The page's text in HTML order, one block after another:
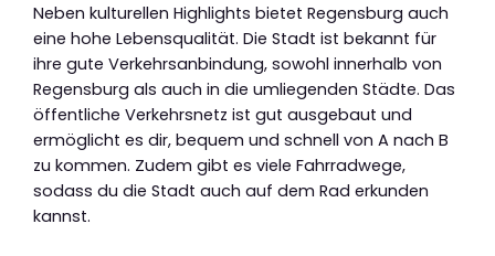
Neben kulturellen Highlights bietet Regensburg auch
eine hohe Lebensqualität. Die Stadt ist bekannt für
ihre gute Verkehrsanbindung, sowohl innerhalb von
Regensburg als auch in die umliegenden Städte. Das
öffentliche Verkehrsnetz ist gut ausgebaut und
ermöglicht es dir, bequem und schnell von A nach B
zu kommen. Zudem gibt es viele Fahrradwege,
sodass du die Stadt auch auf dem Rad erkunden
kannst.